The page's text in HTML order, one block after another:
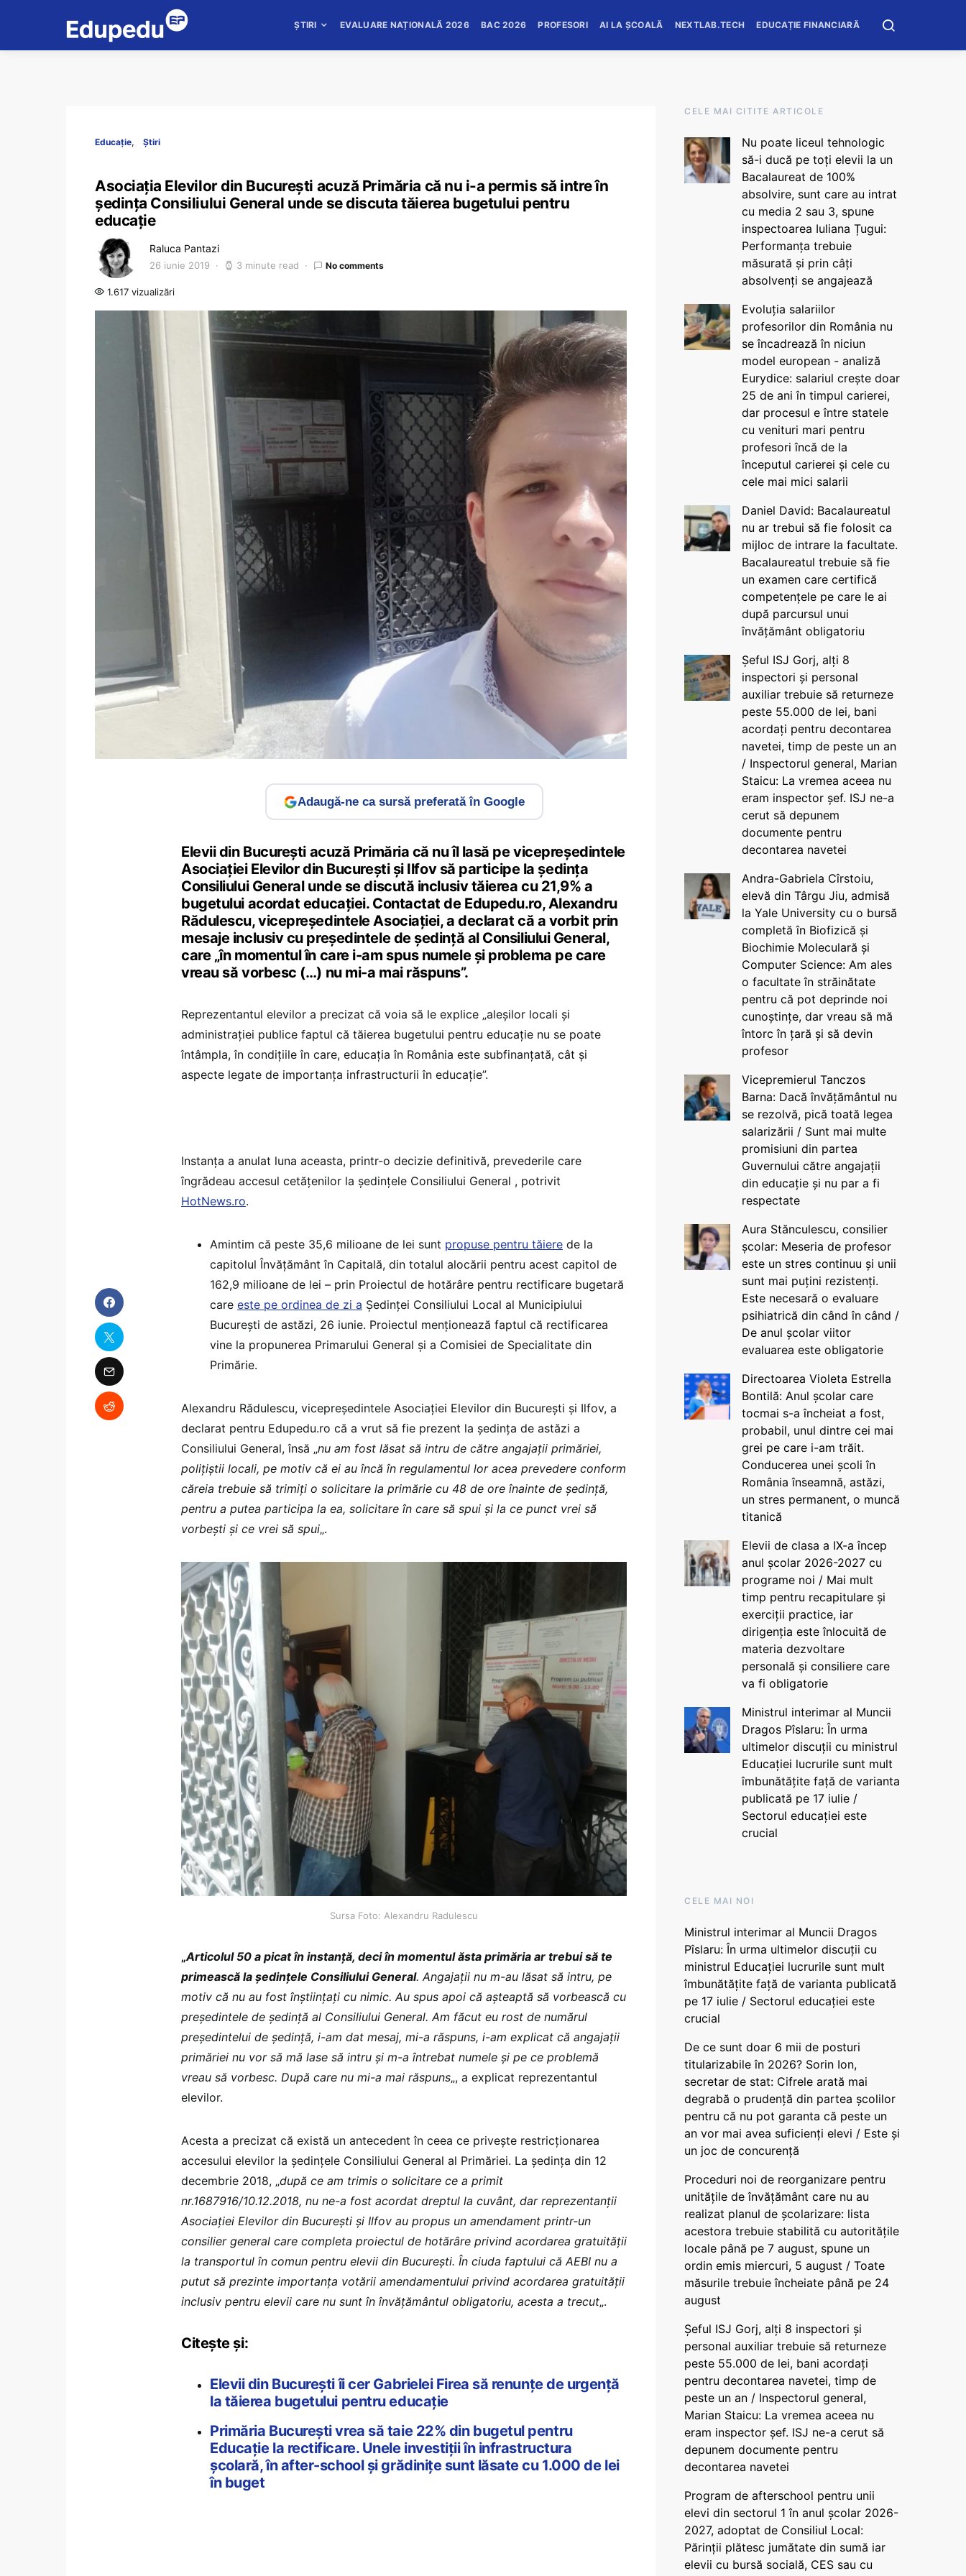
ȘTIRI EVALUARE NAȚIONALĂ 2026 BAC 2026 PROFESORI AI LA ȘCOALĂ NEXTLAB.TECH EDUCAȚIE FINANCIARĂ
Educație Știri
Asociația Elevilor din București acuză Primăria că nu i-a permis să intre în
ședința Consiliului General unde se discuta tăierea bugetului pentru
educație
Raluca Pantazi
26 iunie 2019 3 minute read No comments
1.617 vizualizări
Adaugă-ne ca sursă preferată în Google
Elevii din București acuză Primăria că nu îl lasă pe vicepreședintele
Asociației Elevilor din Bucureşti și Ilfov să participe la ședința
Consiliului General unde se discută inclusiv tăierea cu 21,9% a
bugetului acordat educației. Contactat de Edupedu.ro, Alexandru
Rădulescu, vicepreședintele Asociației, a declarat că a vorbit prin
mesaje inclusiv cu președintele de ședință al Consiliului General,
care „în momentul în care i-am spus numele și problema pe care
vreau să vorbesc (…) nu mi-a mai răspuns”.
Reprezentantul elevilor a precizat că voia să le explice „aleșilor locali și
administrației publice faptul că tăierea bugetului pentru educație nu se poate
întâmpla, în condițiile în care, educația în România este subfinanțată, cât și
aspecte legate de importanța infrastructurii în educație”.
Instanța a anulat luna aceasta, printr-o decizie definitivă, prevederile care
îngrădeau accesul cetățenilor la ședințele Consiliului General , potrivit
HotNews.ro.
Amintim că peste 35,6 milioane de lei sunt propuse pentru tăiere de la
capitolul Învățământ în Capitală, din totalul alocării pentru acest capitol de
162,9 milioane de lei – prin Proiectul de hotărâre pentru rectificare bugetară
care este pe ordinea de zi a Ședinței Consiliului Local al Municipiului
București de astăzi, 26 iunie. Proiectul menționează faptul că rectificarea
vine la propunerea Primarului General și a Comisiei de Specialitate din
Primărie.
Alexandru Rădulescu, vicepreședintele Asociației Elevilor din Bucureşti și Ilfov, a
declarat pentru Edupedu.ro că a vrut să fie prezent la ședința de astăzi a
Consiliului General, însă „nu am fost lăsat să intru de către angajații primăriei,
polițiștii locali, pe motiv că ei au încă în regulamentul lor acea prevedere conform
căreia trebuie să trimiți o solicitare la primărie cu 48 de ore înainte de ședință,
pentru a putea participa la ea, solicitare în care să spui și la ce punct vrei să
vorbești și ce vrei să spui„.
Sursa Foto: Alexandru Radulescu
„Articolul 50 a picat în instanță, deci în momentul ăsta primăria ar trebui să te
primească la ședințele Consiliului General. Angajații nu m-au lăsat să intru, pe
motiv că nu au fost înștiințați cu nimic. Au spus apoi că așteaptă să vorbească cu
președintele de ședință al Consiliului General. Am făcut eu rost de numărul
președintelui de ședință, i-am dat mesaj, mi-a răspuns, i-am explicat că angajații
primăriei nu vor să mă lase să intru și m-a întrebat numele și pe ce problemă
vreau să vorbesc. După care nu mi-a mai răspuns„, a explicat reprezentantul
elevilor.
Acesta a precizat că există un antecedent în ceea ce privește restricționarea
accesului elevilor la ședințele Consiliului General al Primăriei. La ședința din 12
decembrie 2018, „după ce am trimis o solicitare ce a primit
nr.1687916/10.12.2018, nu ne-a fost acordat dreptul la cuvânt, dar reprezentanții
Asociației Elevilor din București și Ilfov au propus un amendament printr-un
consilier general care completa proiectul de hotărâre privind acordarea gratuității
la transportul în comun pentru elevii din București. În ciuda faptului că AEBI nu a
putut să prezinte importanța votării amendamentului privind acordarea gratuității
inclusiv pentru elevii care nu sunt în învățământul obligatoriu, acesta a trecut„.
Citește și:
Elevii din București îi cer Gabrielei Firea să renunțe de urgență
la tăierea bugetului pentru educație
Primăria București vrea să taie 22% din bugetul pentru
Educație la rectificare. Unele investiții în infrastructura
școlară, în after-school și grădinițe sunt lăsate cu 1.000 de lei
în buget
CELE MAI CITITE ARTICOLE
Nu poate liceul tehnologic
să-i ducă pe toți elevii la un
Bacalaureat de 100%
absolvire, sunt care au intrat
cu media 2 sau 3, spune
inspectoarea Iuliana Țugui:
Performanța trebuie
măsurată și prin câți
absolvenți se angajează
Evoluția salariilor
profesorilor din România nu
se încadrează în niciun
model european - analiză
Eurydice: salariul crește doar
25 de ani în timpul carierei,
dar procesul e între statele
cu venituri mari pentru
profesori încă de la
începutul carierei și cele cu
cele mai mici salarii
Daniel David: Bacalaureatul
nu ar trebui să fie folosit ca
mijloc de intrare la facultate.
Bacalaureatul trebuie să fie
un examen care certifică
competențele pe care le ai
după parcursul unui
învățământ obligatoriu
Șeful ISJ Gorj, alți 8
inspectori și personal
auxiliar trebuie să returneze
peste 55.000 de lei, bani
acordați pentru decontarea
navetei, timp de peste un an
/ Inspectorul general, Marian
Staicu: La vremea aceea nu
eram inspector șef. ISJ ne-a
cerut să depunem
documente pentru
decontarea navetei
Andra-Gabriela Cîrstoiu,
elevă din Târgu Jiu, admisă
la Yale University cu o bursă
completă în Biofizică și
Biochimie Moleculară și
Computer Science: Am ales
o facultate în străinătate
pentru că pot deprinde noi
cunoștințe, dar vreau să mă
întorc în țară și să devin
profesor
Vicepremierul Tanczos
Barna: Dacă învățământul nu
se rezolvă, pică toată legea
salarizării / Sunt mai multe
promisiuni din partea
Guvernului către angajații
din educație și nu par a fi
respectate
Aura Stănculescu, consilier
școlar: Meseria de profesor
este un stres continuu și unii
sunt mai puțini rezistenți.
Este necesară o evaluare
psihiatrică din când în când /
De anul școlar viitor
evaluarea este obligatorie
Directoarea Violeta Estrella
Bontilă: Anul școlar care
tocmai s-a încheiat a fost,
probabil, unul dintre cei mai
grei pe care i-am trăit.
Conducerea unei școli în
România înseamnă, astăzi,
un stres permanent, o muncă
titanică
Elevii de clasa a IX-a încep
anul școlar 2026-2027 cu
programe noi / Mai mult
timp pentru recapitulare și
exerciții practice, iar
dirigenția este înlocuită de
materia dezvoltare
personală și consiliere care
va fi obligatorie
Ministrul interimar al Muncii
Dragos Pîslaru: În urma
ultimelor discuții cu ministrul
Educației lucrurile sunt mult
îmbunătățite față de varianta
publicată pe 17 iulie /
Sectorul educației este
crucial
CELE MAI NOI
Ministrul interimar al Muncii Dragos
Pîslaru: În urma ultimelor discuții cu
ministrul Educației lucrurile sunt mult
îmbunătățite față de varianta publicată
pe 17 iulie / Sectorul educației este
crucial
De ce sunt doar 6 mii de posturi
titularizabile în 2026? Sorin Ion,
secretar de stat: Cifrele arată mai
degrabă o prudență din partea școlilor
pentru că nu pot garanta că peste un
an vor mai avea suficienți elevi / Este și
un joc de concurență
Proceduri noi de reorganizare pentru
unitățile de învățământ care nu au
realizat planul de școlarizare: lista
acestora trebuie stabilită cu autoritățile
locale până pe 7 august, spune un
ordin emis miercuri, 5 august / Toate
măsurile trebuie încheiate până pe 24
august
Șeful ISJ Gorj, alți 8 inspectori și
personal auxiliar trebuie să returneze
peste 55.000 de lei, bani acordați
pentru decontarea navetei, timp de
peste un an / Inspectorul general,
Marian Staicu: La vremea aceea nu
eram inspector șef. ISJ ne-a cerut să
depunem documente pentru
decontarea navetei
Program de afterschool pentru unii
elevi din sectorul 1 în anul școlar 2026-
2027, adoptat de Consiliul Local:
Părinții plătesc jumătate din sumă iar
elevii cu bursă socială, CES sau cu